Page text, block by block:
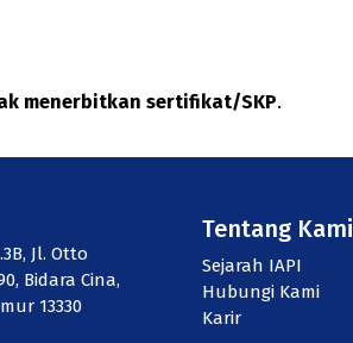
menerbitkan sertifikat/SKP.
Jl. Otto
Bidara Cina,
13330
Tentang Kami
Sejarah IAPI
Hubungi Kami
Karir